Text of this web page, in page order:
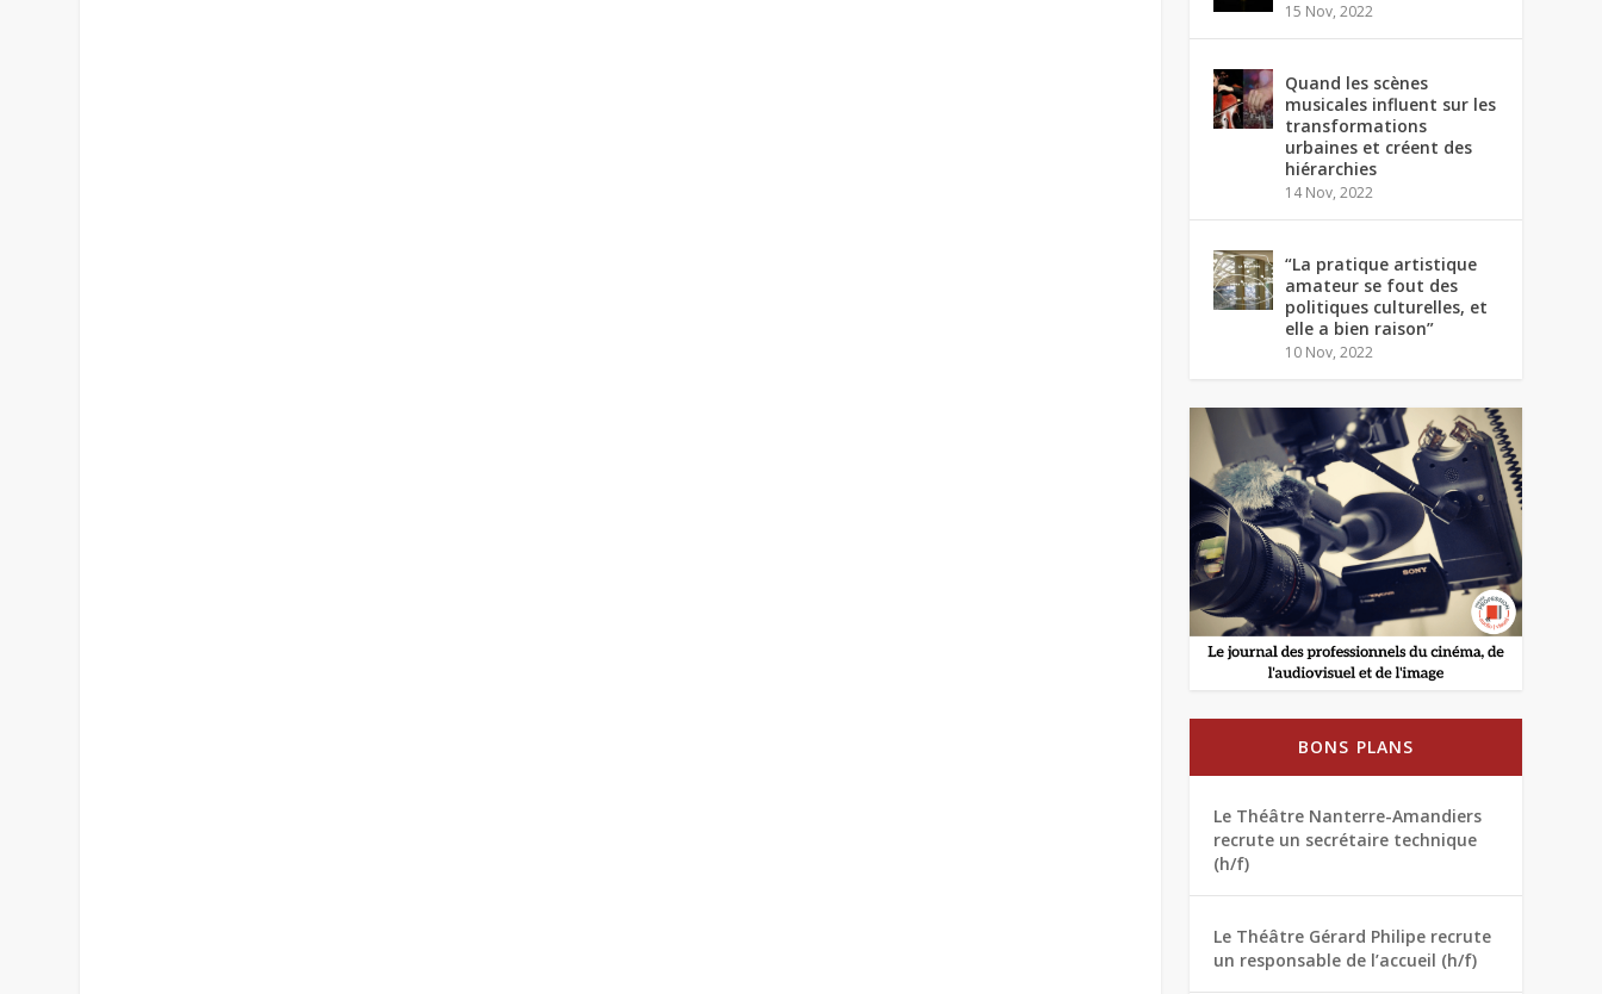
15 Nov, 2022
Quand les scènes
musicales influent sur les
transformations
urbaines et créent des
hiérarchies
14 Nov, 2022
“La pratique artistique
amateur se fout des
politiques culturelles, et
elle a bien raison”
10 Nov, 2022
BONS PLANS
Le Théâtre Nanterre-Amandiers
recrute un secrétaire technique
(h/f)
Le Théâtre Gérard Philipe recrute
un responsable de l’accueil (h/f)